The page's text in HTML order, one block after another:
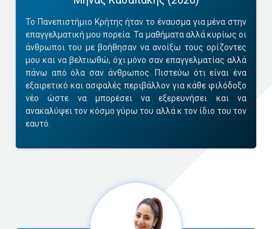
Το Πανεπιστήμιο Κρήτης ήταν το έναυσμα για μένα στην
επαγγελματική μου πορεία. Τα μαθήματα αλλά κυρίως οι
άνθρωποι του με βοήθησαν να ανοίξω τους ορίζοντες
μου και να βελτιωθώ, όχι μόνο σαν επαγγελματίας αλλά
πάνω από όλα σαν άνθρωπος. Πιστεύω ότι είναι ένα
εξαιρετικό και ασφαλές περιβάλλον για κάθε φιλόδοξο
νέο ώστε να μπορέσει να εξερευνήσει και να
ανακαλύψει τον κόσμο γύρω του αλλά κ τον ίδιο του τον
εαυτό.